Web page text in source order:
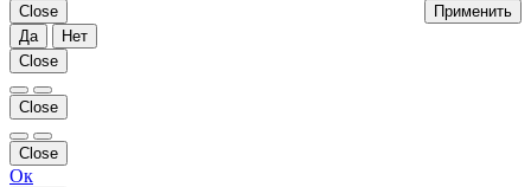
Применить
Close
Да
Нет
Close
Close
Close
Ок